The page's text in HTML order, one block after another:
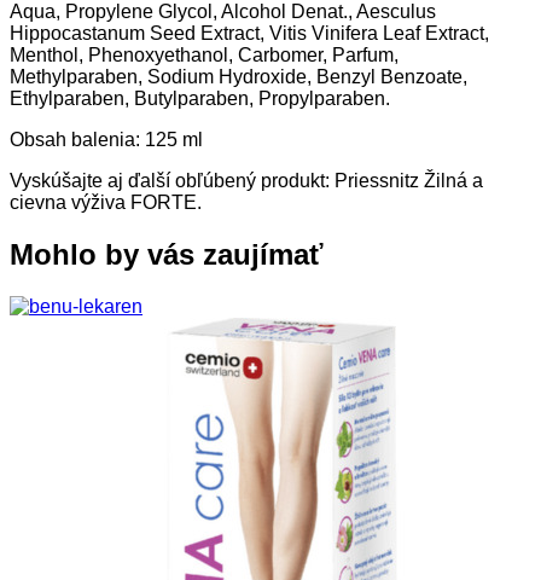
Aqua, Propylene Glycol, Alcohol Denat., Aesculus
Hippocastanum Seed Extract, Vitis Vinifera Leaf Extract,
Menthol, Phenoxyethanol, Carbomer, Parfum,
Methylparaben, Sodium Hydroxide, Benzyl Benzoate,
Ethylparaben, Butylparaben, Propylparaben.
Obsah balenia: 125 ml
Vyskúšajte aj ďalší obľúbený produkt: Priessnitz Žilná a
cievna výživa FORTE.
Mohlo by vás zaujímať